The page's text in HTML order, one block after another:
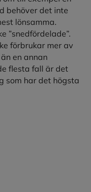
behöver det inte
lönsamma.
”snedfördelade”.
förbrukar mer av
en annan
flesta fall är det
som har det högsta